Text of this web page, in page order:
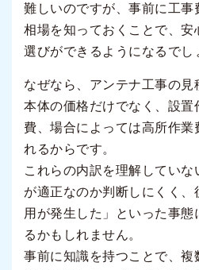
難しいのですが、事前に工事
相場を知っておくことで、安
選びができるようになるでし
なぜなら、アンテナ工事の見
本体の価格だけでなく、設置
費、場合によっては高所作業
れるからです。
これらの内訳を理解してい
が適正なのか判断しにくく
用が発生した」といった事態
るかもしれません。
事前に知識を持つことで、複